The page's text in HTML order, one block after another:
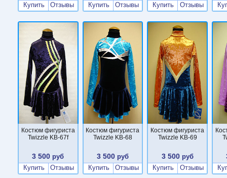
Купить
Отзывы
Купить
Отзывы
Купить
Отзывы
Костюм фигуриста
Twizzle KB-67f
3 500 руб
Купить
Отзывы
Костюм фигуриста
Twizzle KB-68
3 500 руб
Купить
Отзывы
Костюм фигуриста
Twizzle KB-69
3 500руб
Купить
Отзывы